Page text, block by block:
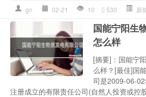
gn 02-21 10 530 新
国能宁阳生
怎么样
[摘要]：国能宁
么样？[最佳]国
司是2009-06-
注册成立的有限责任公司(自然人投资或控